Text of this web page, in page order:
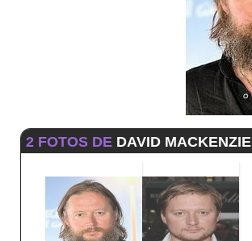
2 FOTOS DE DAVID MACKENZIE